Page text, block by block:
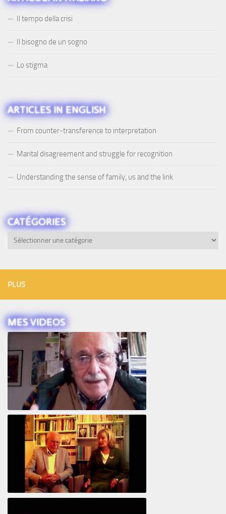
Il tempo della crisi
Il bisogno de un sogno
Lo stigma
ARTICLES IN ENGLISH
From counter-transference to interpretation
Marital disagreement and struggle for recognition
Understanding the sense of family, us and the link
CATÉGORIES
Catégories
PLUS
MES VIDEOS
Intervista ad Alberto Eiguer